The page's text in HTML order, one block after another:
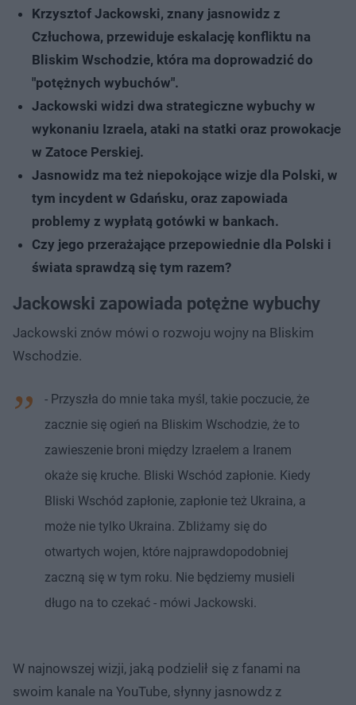
Krzysztof Jackowski, znany jasnowidz z
Człuchowa, przewiduje eskalację konfliktu na
Bliskim Wschodzie, która ma doprowadzić do
"potężnych wybuchów".
Jackowski widzi dwa strategiczne wybuchy w
wykonaniu Izraela, ataki na statki oraz prowokacje
w Zatoce Perskiej.
Jasnowidz ma też niepokojące wizje dla Polski, w
tym incydent w Gdańsku, oraz zapowiada
problemy z wypłatą gotówki w bankach.
Czy jego przerażające przepowiednie dla Polski i
świata sprawdzą się tym razem?
Jackowski zapowiada potężne wybuchy
Jackowski znów mówi o rozwoju wojny na Bliskim
Wschodzie.
- Przyszła do mnie taka myśl, takie poczucie, że
zacznie się ogień na Bliskim Wschodzie, że to
zawieszenie broni między Izraelem a Iranem
okaże się kruche. Bliski Wschód zapłonie. Kiedy
Bliski Wschód zapłonie, zapłonie też Ukraina, a
może nie tylko Ukraina. Zbliżamy się do
otwartych wojen, które najprawdopodobniej
zaczną się w tym roku. Nie będziemy musieli
długo na to czekać - mówi Jackowski.
W najnowszej wizji, jaką podzielił się z fanami na
swoim kanale na YouTube, słynny jasnowdz z